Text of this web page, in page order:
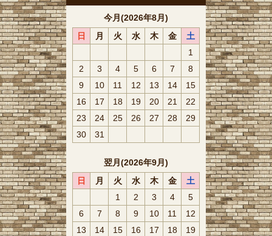
今月(2026年8月)
日
月 火 水 木 金
土
1
2
3 4 5 6 7
8
9
10 11 12 13 14
15
16
17 18 19 20 21
22
23
24 25 26 27 28
29
30
31
翌月(2026年9月)
日
月 火 水 木 金
土
1
2 3 4
5
6
7 8 9 10 11
12
13
14 15 16 17 18 19